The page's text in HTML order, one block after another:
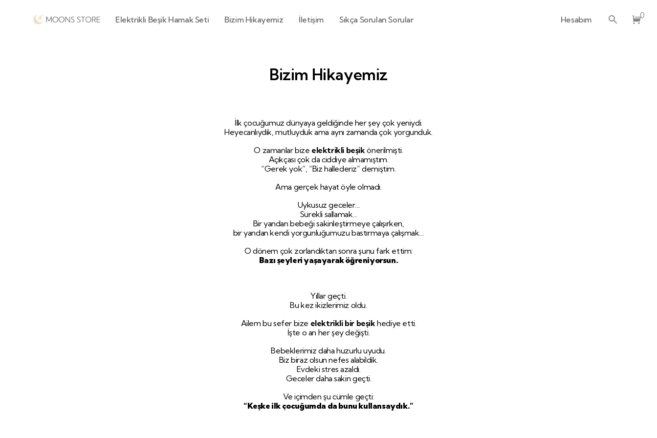
Elektrikli Beşik Hamak Seti Bizim Hikayemiz İletişim Sıkça Sorulan Sorular Hesabım 0
Bizim Hikayemiz
İlk çocuğumuz dünyaya geldiğinde her şey çok yeniydi.
Heyecanlıydık, mutluyduk ama aynı zamanda çok yorgunduk.
O zamanlar bize elektrikli beşik önerilmişti.
Açıkçası çok da ciddiye almamıştım.
“Gerek yok”, “Biz hallederiz” demiştim.
Ama gerçek hayat öyle olmadı.
Uykusuz geceler…
Sürekli sallamak…
Bir yandan bebeği sakinleştirmeye çalışırken,
bir yandan kendi yorgunluğumuzu bastırmaya çalışmak…
O dönem çok zorlandıktan sonra şunu fark ettim:
Bazı şeyleri yaşayarak öğreniyorsun.
Yıllar geçti.
Bu kez ikizlerimiz oldu.
Ailem bu sefer bize elektrikli bir beşikhediye etti.
İşte o an her şey değişti.
Bebeklerimiz daha huzurlu uyudu.
Biz biraz olsun nefes alabildik.
Evdeki stres azaldı.
Geceler daha sakin geçti.
Ve içimden şu cümle geçti:
“Keşke ilk çocuğumda da bunu kullansaydık.”